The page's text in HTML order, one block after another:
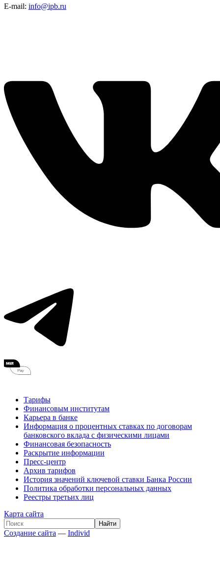
E-mail: info@ipb.ru
Тарифы
Финансовым институтам
Карьера в банке
Информация о процентных ставках по договорам
банковского вклада с физическими лицами
Финансовая безопасность
Раскрытие информации
Пресс-центр
Архив тарифов
История значений ключевой ставки Банка России
Политика обработки персональных данных
Реестры третьих лиц
Карта сайта
Создание сайта — Individ